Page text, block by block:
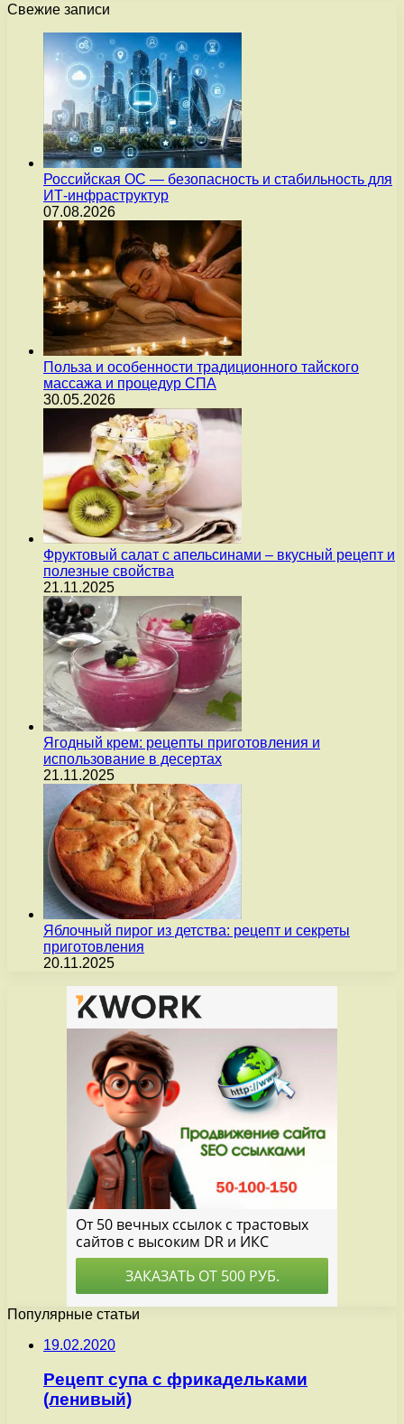
Свежие записи
Российская ОС — безопасность и стабильность для
ИТ-инфраструктур
07.08.2026
Польза и особенности традиционного тайского
массажа и процедур СПА
30.05.2026
Фруктовый салат с апельсинами – вкусный рецепт и
полезные свойства
21.11.2025
Ягодный крем: рецепты приготовления и
использование в десертах
21.11.2025
Яблочный пирог из детства: рецепт и секреты
приготовления
20.11.2025
Популярные статьи
19.02.2020
Рецепт супа с фрикадельками
(ленивый)